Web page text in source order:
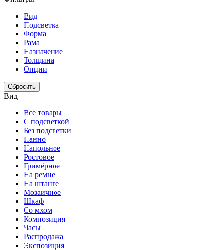
Вид
Подсветка
Форма
Рама
Назначение
Толщина
Опции
Сбросить
Вид
Все товары
С подсветкой
Без подсветки
Панно
Напольное
Ростовое
Гримёрное
На ремне
На штанге
Мозаичное
Шкаф
Со мхом
Композиция
Часы
Распродажа
Экспозиция